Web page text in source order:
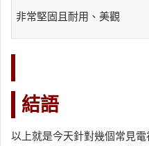
非常堅固且耐用、美觀
結語
以上就是今天針對幾個常見